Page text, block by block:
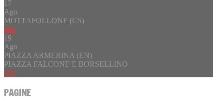
17
Ago
MOTTAFOLLONE (CS)
info
19
Ago
PIAZZA ARMERINA (EN)
PIAZZA FALCONE E BORSELLINO
info
PAGINE